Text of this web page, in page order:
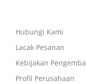
Hubungi Kami
Lacak Pesanan
Kebijakan
Profil Perusahaan